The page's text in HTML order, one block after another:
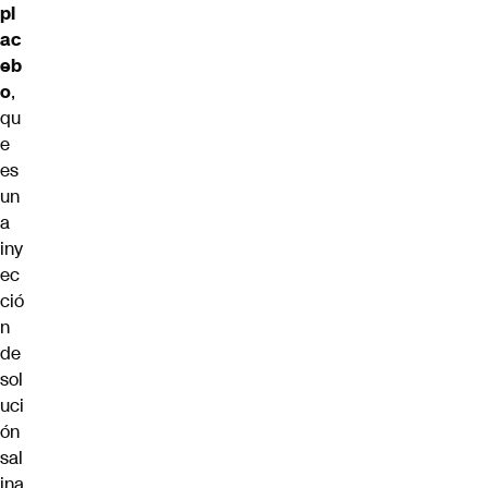
pl
ac
eb
o,
qu
e
es
un
a
iny
ec
ció
n
de
sol
uci
ón
sal